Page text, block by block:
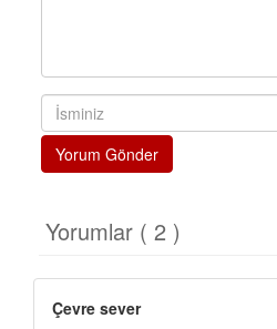
Yorum Gönder
Yorumlar ( 2 )
Çevre sever